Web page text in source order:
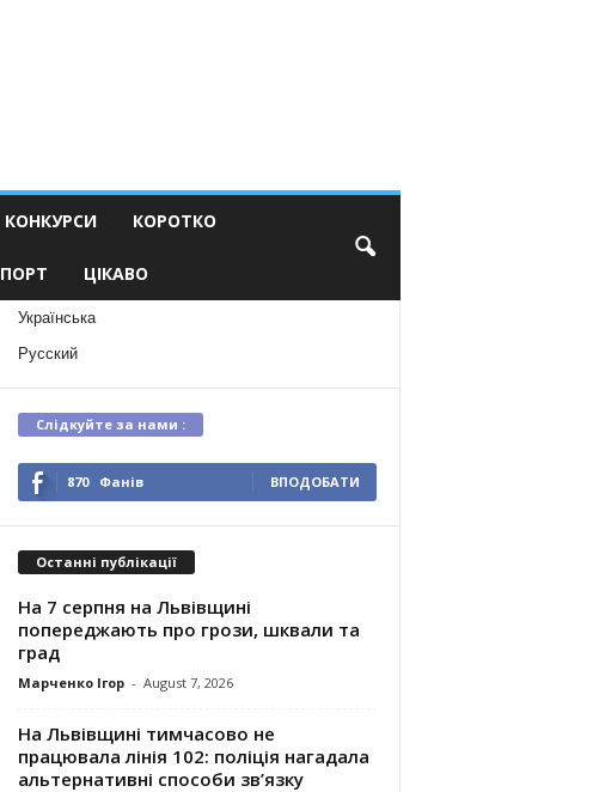
КОНКУРСИ КОРОТКО
ЦІКАВО
Українська
Русский
Слідкуйте за нами :
870 Фанів ВПОДОБАТИ
Останні публікації
На 7 серпня на Львівщині
попереджають про грози, шквали та
град
Марченко Ігор - August 7, 2026
На Львівщині тимчасово не
працювала лінія 102: поліція нагадала
альтернативні способи зв’язку